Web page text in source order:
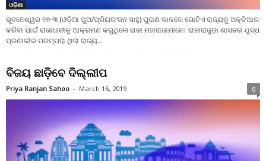
ଓଡ଼ିଶା
ଭୁବନେଶ୍ୱର ୧୭-୩ (ଓଡ଼ିଆ ପୁଅ/ପ୍ରିୟରଂଜନ ସାହୁ) ପୁରାଣ କାଳରେ ଗୋଟିଏ ରାଜ୍ୟକୁ ଅକ୍ତିଆର
କରିବା ପାଇଁ ରାଜାଧାନୀକୁ ଆକ୍ରମଣ କରୁଥିଲେ ରାଜା ମହାରାଜାମାନେ। ରାଜାରାଜୁଡ଼ା ଶାସନର ଯୁଦ୍ଧ
ପ୍ରଣାଳୀର ପରମ୍ପରା ଥିଲା ରାଜ୍ୟ...
ବିଜୟ ଛାଡ଼ିବେ ଦିଲ୍ଲୀପ
Priya Ranjan Sahoo - March 16, 2019 0